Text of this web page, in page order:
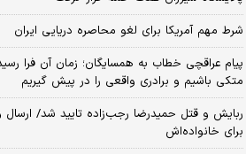
شرط مهم آمریکا برای لغو محاصره دریایی ایران
پیام عراقچی خطاب به همسایگان؛ زمان آن فرا
متکی باشیم و برادری واقعی را در پیش گیریم
ربایش و قتل حمیدرضا رجب‌زاده تایید شد/
برای خانواده‌اش